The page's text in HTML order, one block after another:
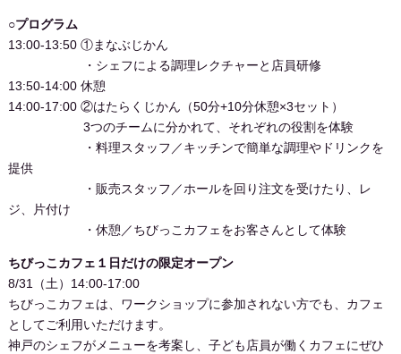
○プログラム
13:00-13:50 ①まなぶじかん
・シェフによる調理レクチャーと店員研修
13:50-14:00 休憩
14:00-17:00 ②はたらくじかん（50分+10分休憩×3セット）
3つのチームに分かれて、それぞれの役割を体験
・料理スタッフ／キッチンで簡単な調理やドリンクを
提供
・販売スタッフ／ホールを回り注文を受けたり、レ
ジ、片付け
・休憩／ちびっこカフェをお客さんとして体験
ちびっこカフェ１日だけの限定オープン
8/31（土）14:00-17:00
ちびっこカフェは、ワークショップに参加されない方でも、カフェ
としてご利用いただけます。
神戸のシェフがメニューを考案し、子ども店員が働くカフェにぜひ